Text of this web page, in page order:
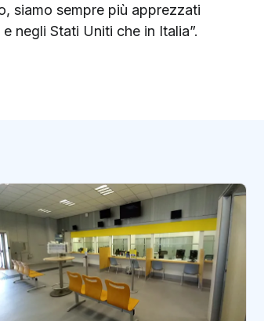
siamo sempre più apprezzati
negli Stati Uniti che in Italia”.